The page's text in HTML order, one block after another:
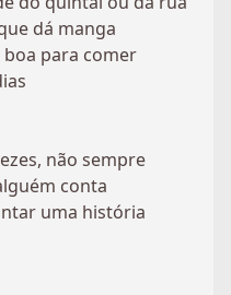
dá manga
para comer
não sempre
conta
uma história